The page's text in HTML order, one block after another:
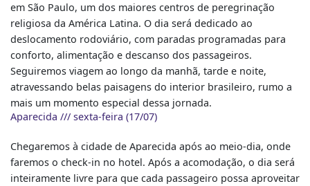
em São Paulo, um dos maiores centros de peregrinação
religiosa da América Latina. O dia será dedicado ao
deslocamento rodoviário, com paradas programadas para
conforto, alimentação e descanso dos passageiros.
Seguiremos viagem ao longo da manhã, tarde e noite,
atravessando belas paisagens do interior brasileiro, rumo a
mais um momento especial dessa jornada.
Aparecida /// sexta-feira (17/07)
Chegaremos à cidade de Aparecida após ao meio-dia, onde
faremos o check-in no hotel. Após a acomodação, o dia será
inteiramente livre para que cada passageiro possa aproveitar